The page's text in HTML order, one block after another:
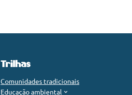
Trilhas
Comunidades tradicionais
Educação ambiental